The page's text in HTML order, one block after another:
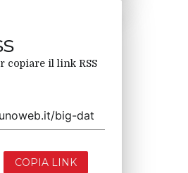
copiare il link RSS
COPIA LINK